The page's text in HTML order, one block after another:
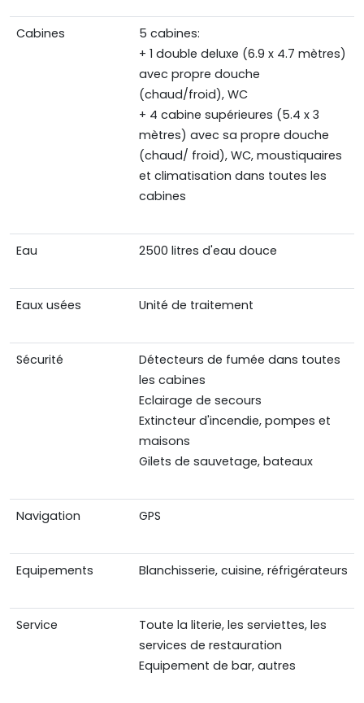
Cabines
5 cabines:
+ 1 double deluxe (6.9 x 4.7 mètres)
avec propre douche
(chaud/froid), WC
+ 4 cabine supérieures (5.4 x 3
mètres) avec sa propre douche
(chaud/ froid), WC, moustiquaires
et climatisation dans toutes les
cabines
Eau 2500 litres d'eau douce
Eaux usées Unité de traitement
Sécurité
Détecteurs de fumée dans toutes
les cabines
Eclairage de secours
Extincteur d'incendie, pompes et
maisons
Gilets de sauvetage, bateaux
Navigation GPS
Equipements Blanchisserie, cuisine, réfrigérateurs
Service
Toute la literie, les serviettes, les
services de restauration
Equipement de bar, autres